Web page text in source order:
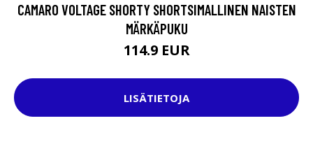
CAMARO VOLTAGE SHORTY SHORTSIMALLINEN NAISTEN
MÄRKÄPUKU
114.9 EUR
LISÄTIETOJA